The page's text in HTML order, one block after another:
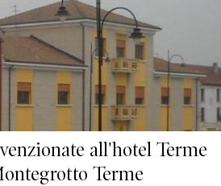
all'hotel Terme
Terme